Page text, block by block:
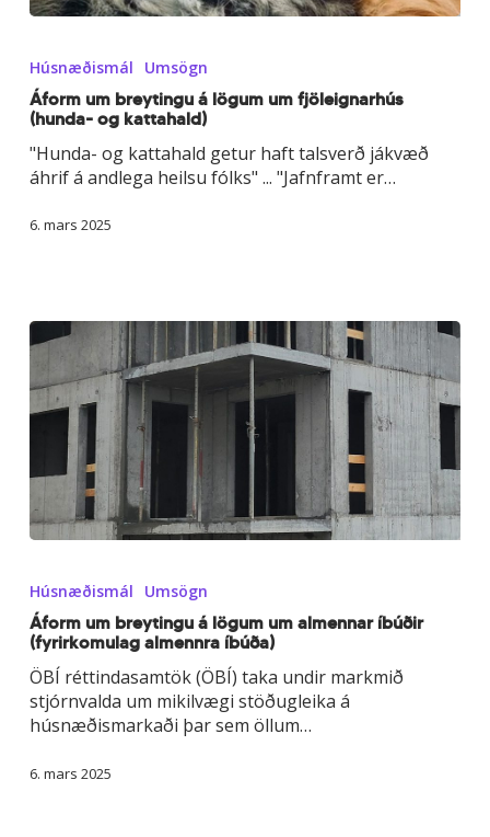
breytingu
á
lögum
um
fjöleignarhús
og
Húsnæðismál Umsögn
Áform um breytingu á lögum um fjöleignarhús
(hunda- og kattahald)
"Hunda- og kattahald getur haft talsverð jákvæð
áhrif á andlega heilsu fólks" ... "Jafnframt er…
6. mars 2025
breytingu
á
lögum
um
almennar
íbúðir
almennra
Húsnæðismál Umsögn
Áform um breytingu á lögum um almennar íbúðir
(fyrirkomulag almennra íbúða)
ÖBÍ réttindasamtök (ÖBÍ) taka undir markmið
stjórnvalda um mikilvægi stöðugleika á
húsnæðismarkaði þar sem öllum…
6. mars 2025